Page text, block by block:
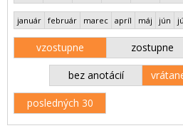
január február marec apríl máj jún
vzostupne zostupne
bez anotácií
posledných 30